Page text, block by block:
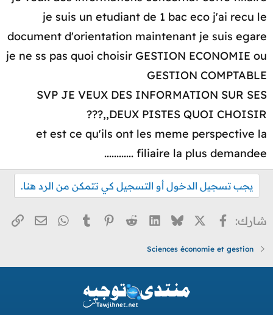
je suis un etudiant de 1 bac eco j'ai recu le
document d'orientation maintenant je suis egare
je ne ss pas quoi choisir GESTION ECONOMIE ou
GESTION COMPTABLE
SVP JE VEUX DES INFORMATION SUR SES
DEUX PISTES QUOI CHOISIR,,???
et est ce qu'ils ont les meme perspective la
filiaire la plus demandee ............
يجب تسجيل الدخول أو التسجيل كي تتمكن من الرد هنا.
شارك: فيسبوك
X
Bluesky
LinkedIn
Reddit
Pinterest
Tumblr
WhatsApp
البريد
Sciences économie et gestion